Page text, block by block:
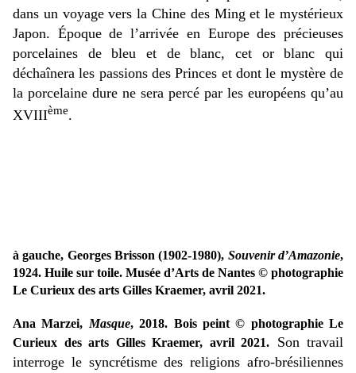
dans un voyage vers la Chine des Ming et le mystérieux
Japon. Époque de l’arrivée en Europe des précieuses
porcelaines de bleu et de blanc, cet or blanc qui
déchaînera les passions des Princes et dont le mystère de
la porcelaine dure ne sera percé par les européens qu’au
XVIIIème.
à gauche, Georges Brisson (1902-1980), Souvenir d’Amazonie,
1924. Huile sur toile. Musée d’Arts de Nantes © photographie
Le Curieux des arts Gilles Kraemer, avril 2021.
Ana Marzei, Masque, 2018. Bois peint © photographie Le
Curieux des arts Gilles Kraemer, avril 2021. Son travail
interroge le syncrétisme des religions afro-brésiliennes